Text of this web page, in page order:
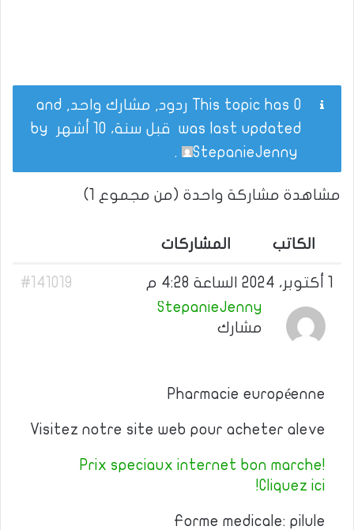
This topic has 0 ردود, مشارك واحد, and
was last updated قبل سنة، 10 أشهر
StepanieJenny
.
مشاهدة مشاركة واحدة (من مجموع 1)
الكاتب المشاركات
#141019
StepanieJenny
مشارك
Pharmacie européenne
Visitez notre site web pour acheter aleve
Prix speciaux internet bon marche!
Cliquez ici!
Forme medicale: pilule